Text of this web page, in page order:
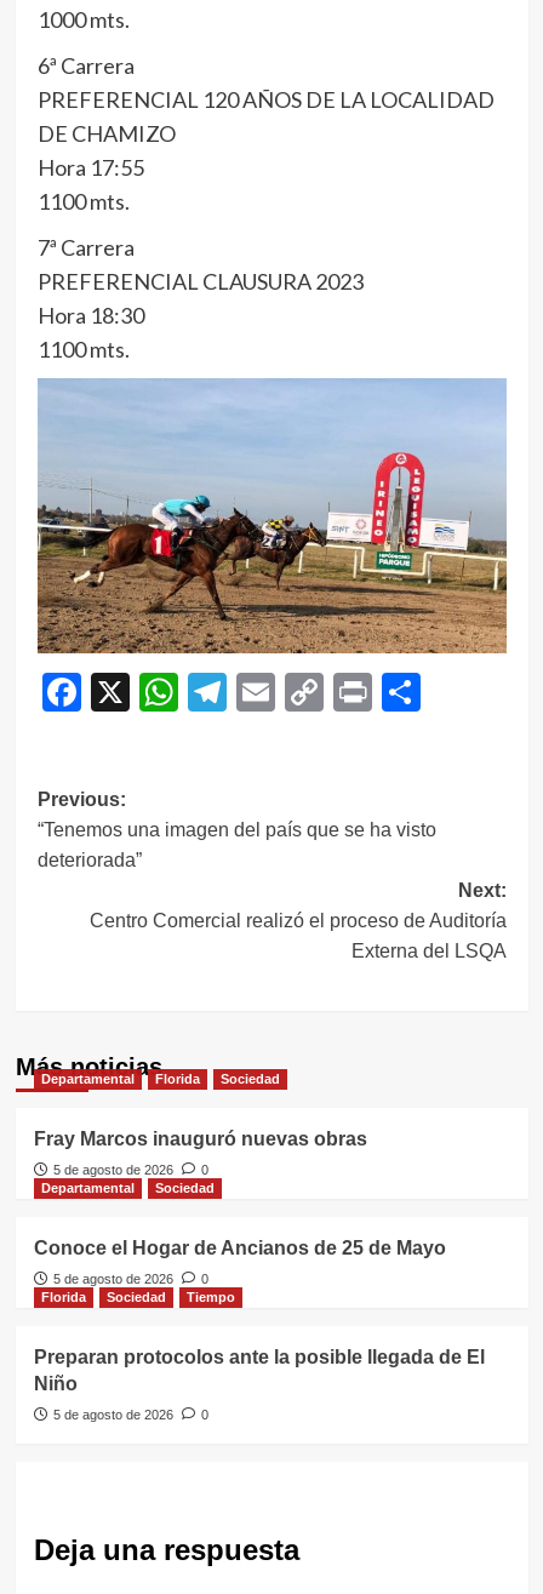
1000 mts.
6ª Carrera
PREFERENCIAL 120 AÑOS DE LA LOCALIDAD
DE CHAMIZO
Hora 17:55
1100 mts.
7ª Carrera
PREFERENCIAL CLAUSURA 2023
Hora 18:30
1100 mts.
Facebook
X WhatsApp
Telegram
EmailCopy
Print
Navegación
de
Previous:
“Tenemos una imagen del país que se ha visto
deteriorada”
Next:
Centro Comercial realizó el proceso de Auditoría
Externa del LSQA
Más noticias
Departamental Florida Sociedad
Fray Marcos inauguró nuevas obras
5 de agosto de 2026
0
Departamental
Sociedad
Conoce el Hogar de Ancianos de 25 de Mayo
5 de agosto de 2026
0
Florida
Sociedad Tiempo
Preparan protocolos ante la posible llegada de El
Niño
5 de agosto de 2026 0
Deja una respuesta